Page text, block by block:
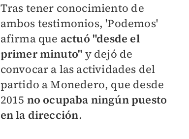
Tras tener conocimiento de
ambos testimonios, 'Podemos'
afirma que actuó "desde el
primer minuto" y dejó de
convocar a las actividades del
partido a Monedero, que desde
2015 no ocupaba ningún puesto
en la dirección.